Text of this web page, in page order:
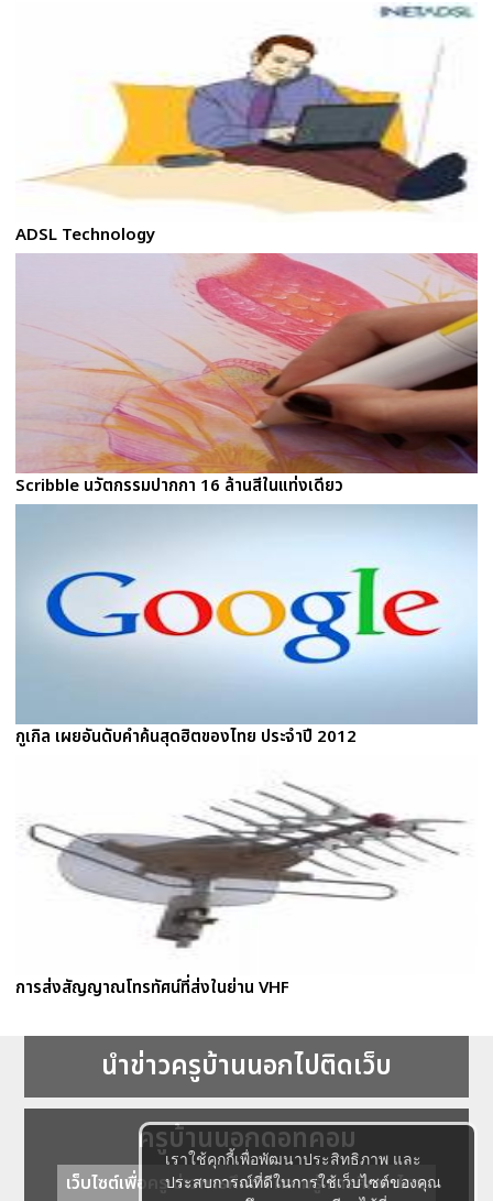
เราใช้คุกกี้เพื่อพัฒนาประสิทธิภาพ และ
ประสบการณ์ที่ดีในการใช้เว็บไซต์ของคุณ
ADSL Technology
Scribble นวัตกรรมปากกา 16 ล้านสีในแท่งเดียว
กูเกิล เผยอันดับคำค้นสุดฮิตของไทย ประจำปี 2012
การส่งสัญญาณโทรทัศน์ที่ส่งในย่าน VHF
นำข่าวครูบ้านนอกไปติดเว็บ
ครูบ้านนอกดอทคอม
เว็บไซต์เพื่อครู ข่าวการศึกษา ความรู้ การศึกษาไทย